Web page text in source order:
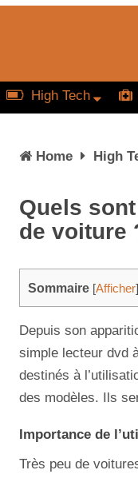
High Tech
Home High
Quels
de voiture
Sommaire [Afficher]
Depuis son
simple lecteur dvd
destinés à
des modèles. Ils
Importance de
Très peu de